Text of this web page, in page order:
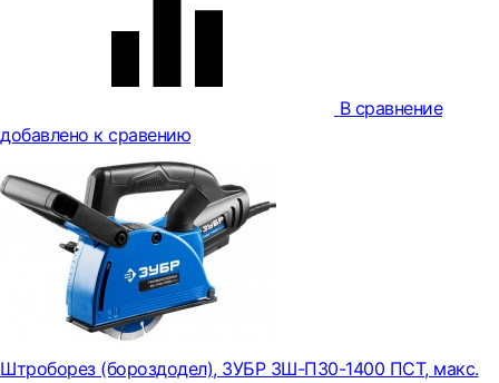
В сравнение
добавлено к сравению
Штроборез (бороздодел), ЗУБР ЗШ-П30-1400 ПСТ, макс.